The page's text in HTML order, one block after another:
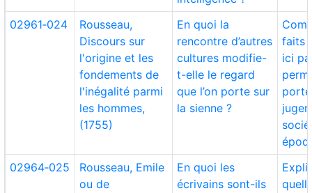
02961‑024
Rousseau,
Discours sur
l'origine et les
fondements de
l'inégalité parmi
les hommes,
(1755)
En quoi la
rencontre d’autres
cultures modifie-
t-elle le regard
que l’on porte sur
la sienne ?
faits
ici
02964‑025
Rousseau, Emile
ou de
En quoi les
écrivains sont-ils